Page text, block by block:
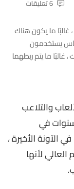
6 تعليقات
غالبًا ما يكون هناك
يستخدمون
ما يتم ربطهما
والتلاعب
في
الآونة الأخيرة ،
لأنها